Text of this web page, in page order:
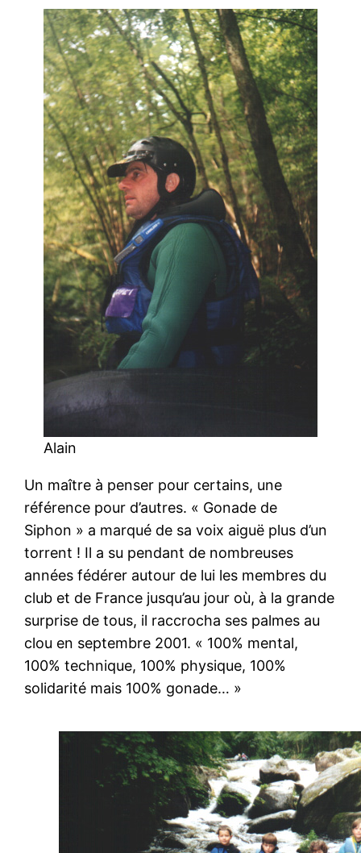
Alain
Un maître à penser pour certains, une
référence pour d’autres. « Gonade de
Siphon » a marqué de sa voix aiguë plus d’un
torrent ! Il a su pendant de nombreuses
années fédérer autour de lui les membres du
club et de France jusqu’au jour où, à la grande
surprise de tous, il raccrocha ses palmes au
clou en septembre 2001. « 100% mental,
100% technique, 100% physique, 100%
solidarité mais 100% gonade… »